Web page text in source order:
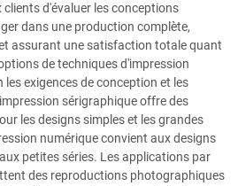
d'évaluer les conceptions
dans une production complète,
assurant une satisfaction totale quant
de techniques d'impression
exigences de conception et les
sérigraphique offre des
les designs simples et les grandes
numérique convient aux designs
petites séries. Les applications par
des reproductions photographiques